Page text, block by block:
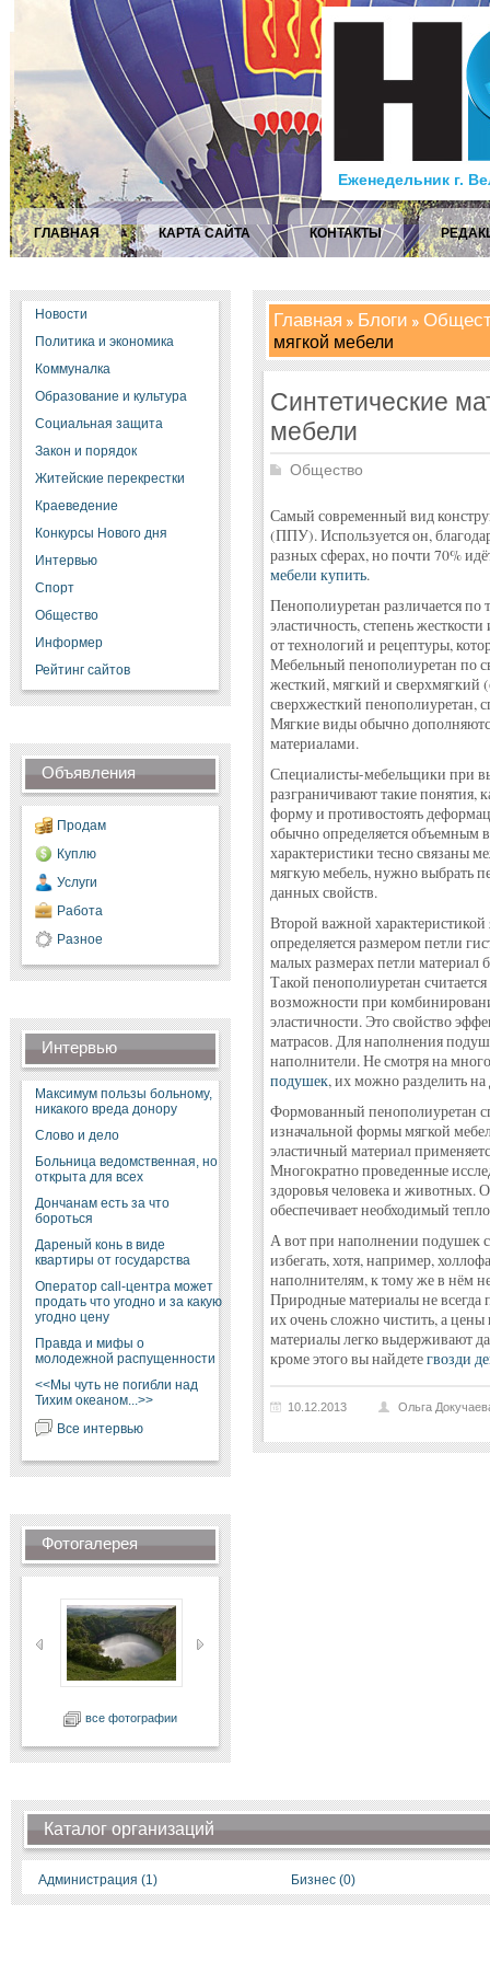
Еженедельник г.
ГЛАВНАЯ КАРТА САЙТА КОНТАКТЫ
Новости
Политика и экономика
Коммуналка
Образование и культура
Социальная защита
Закон и порядок
Житейские перекрестки
Краеведение
Конкурсы Нового дня
Интервью
Спорт
Общество
Информер
Рейтинг сайтов
Объявления
Продам
Куплю
Услуги
Работа
Разное
Интервью
Максимум пользы больному,
никакого вреда донору
Слово и дело
Больница ведомственная, но
открыта для всех
Дончанам есть за что
бороться
Дареный конь в виде
квартиры от государства
Оператор call-центра может
продать что угодно и за какую
угодно цену
Правда и мифы о
молодежной распущенности
<<Мы чуть не погибли над
Тихим океаном...>>
Все интервью
Фотогалерея
все фотографии
Главная Блоги
мягкой мебели
Синтетические
мебели
Общество
Самый современный вид
(ППУ). Используется он,
разных сферах, но почти 70%
мебели купить.
Пенополиуретан различается по
эластичность, степень
от технологий и рецептуры,
Мебельный пенополиуретан по
жесткий, мягкий и сверхмягкий
сверхжесткий пенополиуретан,
Мягкие виды обычно
материалами.
Специалисты-мебельщики при
разграничивают такие понятия,
форму и противостоять
обычно определяется объемным
характеристики тесно связаны
мягкую мебель, нужно выбрать
данных свойств.
Второй важной характеристикой
определяется размером петли
малых размерах петли материал
Такой пенополиуретан
возможности при
эластичности. Это свойство
матрасов. Для наполнения
наполнители. Не смотря на
подушек, их можно разделить на
Формованный пенополиуретан
изначальной формы мягкой
эластичный материал
Многократно проведенные
здоровья человека и животных.
обеспечивает необходимый
А вот при наполнении подушек
избегать, хотя, например,
наполнителям, к тому же в нём
Природные материалы не всегда
их очень сложно чистить, а
материалы легко выдерживают
кроме этого вы найдетегвозди
10.12.2013 Ольга
Каталог организаций
Администрация (1) Бизнес (0)